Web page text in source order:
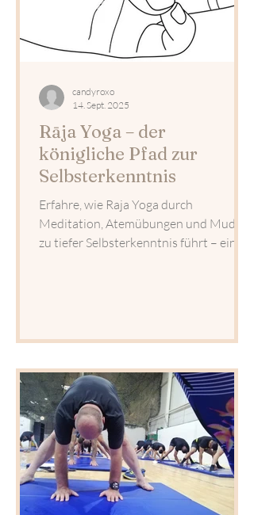
Rāja Yoga – der
königliche Pfad zur
Selbsterkenntnis
Erfahre, wie Raja Yoga durch
Meditation, Atemübungen und Mudras
zu tiefer Selbsterkenntnis führt – eine
candyroxo
14. Sept. 2025